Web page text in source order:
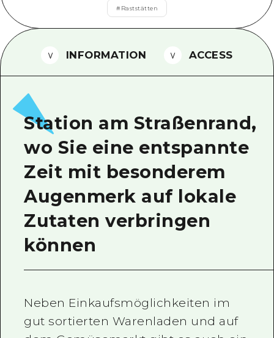
Ein freiwilliger Führer
Transportinformationen bei
# Raststätten
INFORMATION ACCESS
Station am Straßenrand,
wo Sie eine entspannte
Zeit mit besonderem
Augenmerk auf lokale
Zutaten verbringen
können
Neben Einkaufsmöglichkeiten im
gut sortierten Warenladen und auf